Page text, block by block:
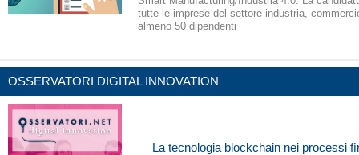
tutte le imprese del settore industria,
almeno 50 dipendenti
OSSERVATORI DIGITAL INNOVATION
La tecnologia blockchain nei processi